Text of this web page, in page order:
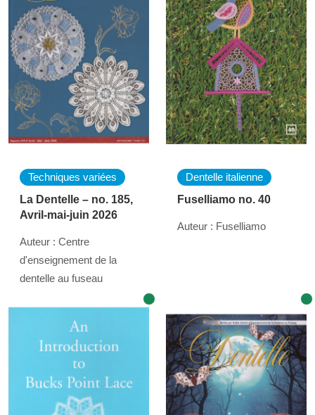
Techniques variées
La Dentelle – no. 185,
Avril-mai-juin 2026
Auteur : Centre
d'enseignement de la
dentelle au fuseau
Dentelle italienne
Fuselliamo no. 40
Auteur : Fuselliamo